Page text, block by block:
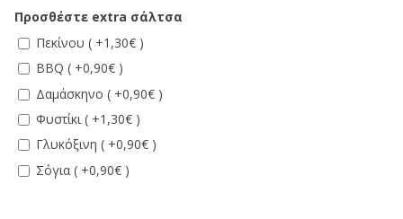
Προσθέστε extra σάλτσα
Πεκίνου ( +1,30€ )
BBQ ( +0,90€ )
Δαμάσκηνο ( +0,90€ )
Φυστίκι ( +1,30€ )
Γλυκόξινη ( +0,90€ )
Σόγια ( +0,90€ )